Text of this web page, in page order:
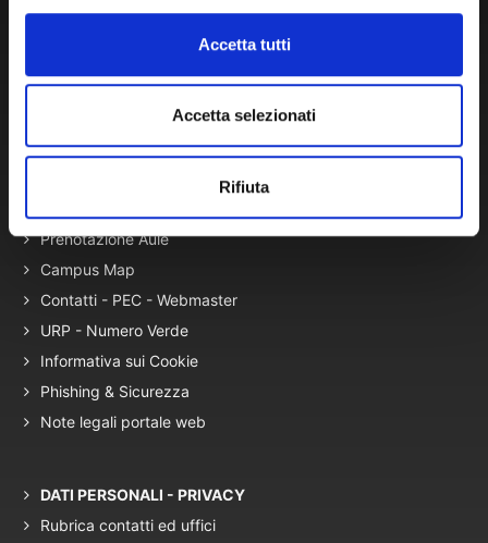
Accetta tutti
Accetta selezionati
Rifiuta
Nucleo di Valutazione
Bacheca di Ateneo - Bandi e Concorsi
Gare Telematiche (U-Buy) ed Elenco Operatori Economici
Terza Missione
Prenotazione Aule
Campus Map
Contatti - PEC - Webmaster
URP - Numero Verde
Informativa sui Cookie
Phishing & Sicurezza
Note legali portale web
DATI PERSONALI - PRIVACY
Rubrica contatti ed uffici